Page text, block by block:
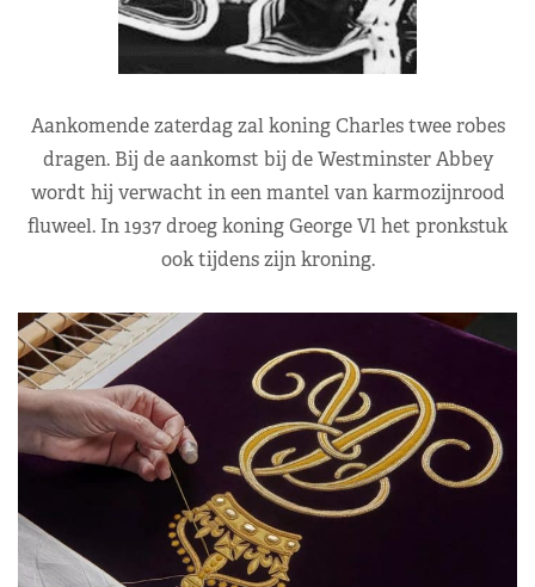
Aankomende zaterdag zal koning Charles twee robes
dragen. Bij de aankomst bij de Westminster Abbey
wordt hij verwacht in een mantel van karmozijnrood
fluweel. In 1937 droeg koning George Vl het pronkstuk
ook tijdens zijn kroning.